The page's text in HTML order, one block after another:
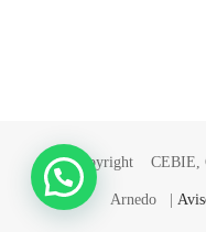
Copyright CEBIE,
Arnedo |